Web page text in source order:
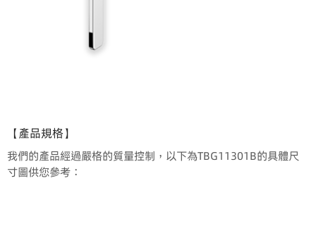
【產品規格】
我們的產品經過嚴格的質量控制，以下為TBG11301B的具體尺
寸圖供您參考：